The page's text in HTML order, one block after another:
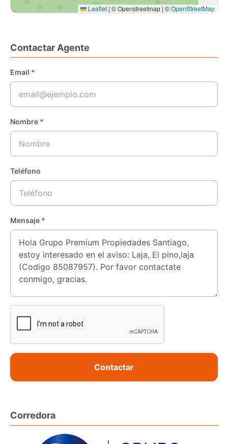
Leaflet | © Openstreetmap | ©OpenStreetMap
Contactar Agente
Email *
Nombre *
Teléfono
Mensaje *
Contactar
Corredora